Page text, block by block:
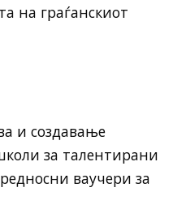
на граѓанскиот
и создавање
за талентирани
ваучери за